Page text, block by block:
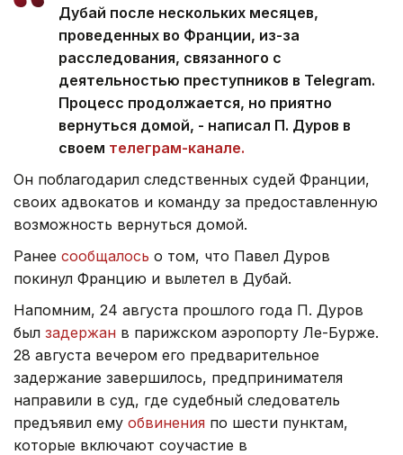
Дубай после нескольких месяцев,
проведенных во Франции, из-за
расследования, связанного с
деятельностью преступников в Telegram.
Процесс продолжается, но приятно
вернуться домой, - написал П. Дуров в
своем телеграм-канале.
Он поблагодарил следственных судей Франции,
своих адвокатов и команду за предоставленную
возможность вернуться домой.
Ранее сообщалось о том, что Павел Дуров
покинул Францию и вылетел в Дубай.
Напомним, 24 августа прошлого года П. Дуров
был задержан в парижском аэропорту Ле-Бурже.
28 августа вечером его предварительное
задержание завершилось, предпринимателя
направили в суд, где судебный следователь
предъявил ему обвинения по шести пунктам,
которые включают соучастие в